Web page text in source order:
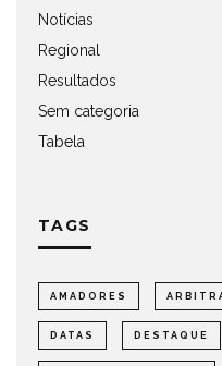
Notícias
Regional
Resultados
Sem categoria
Tabela
TAGS
AMADORES
DATAS DESTAQUE